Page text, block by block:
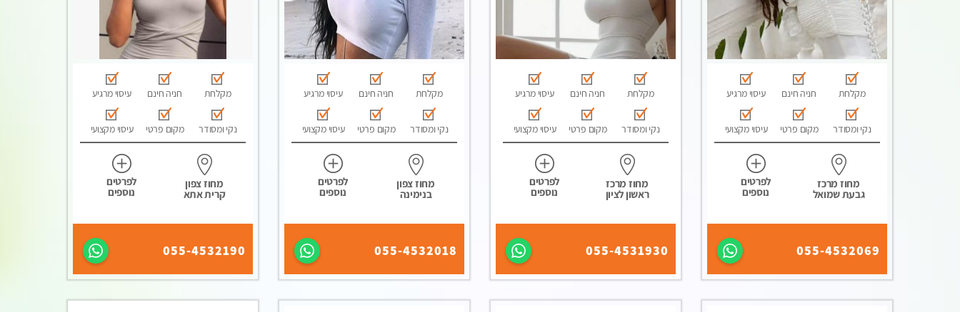
מקלחת חניה חינם עיסוי מרגיע
נקי ומסודר מקום פרטי עיסוי מקצועי
מחוז מרכז
גבעת שמואל
לפרטים
נוספים
055-4532069
מקלחת חניה חינם עיסוי מרגיע
נקי ומסודר מקום פרטי עיסוי מקצועי
מחוז מרכז
ראשון לציון
לפרטים
נוספים
055-4531930
מקלחת חניה חינם עיסוי מרגיע
נקי ומסודר מקום פרטי עיסוי מקצועי
מחוז צפון
בנימינה
לפרטים
נוספים
055-4532018
מקלחת חניה חינם עיסוי מרגיע
נקי ומסודר מקום פרטי עיסוי מקצועי
מחוז צפון
קרית אתא
לפרטים
נוספים
055-4532190